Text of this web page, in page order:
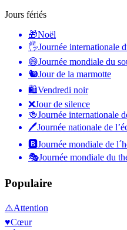
Jours fériés
🎁Noël
🖐Journée internationale
😄Journée mondiale du
🐿Jour de la marmotte
🛍Vendredi noir
❌Jour de silence
🍻Journée internationale
🖊Journée nationale de
🅱️Journée mondiale de
🎭Journée mondiale du
Populaire
⚠️Attention
♥️Cœur